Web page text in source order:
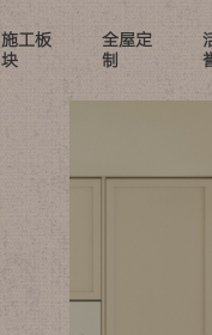
施工板
块
全屋定
制